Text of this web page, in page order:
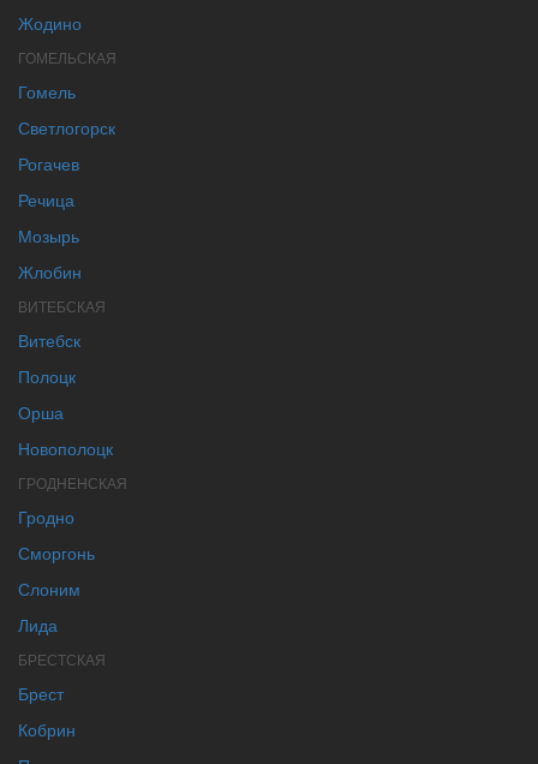
Жодино
ГОМЕЛЬСКАЯ
Гомель
Светлогорск
Рогачев
Речица
Мозырь
Жлобин
ВИТЕБСКАЯ
Витебск
Полоцк
Орша
Новополоцк
ГРОДНЕНСКАЯ
Гродно
Сморгонь
Слоним
Лида
БРЕСТСКАЯ
Брест
Кобрин